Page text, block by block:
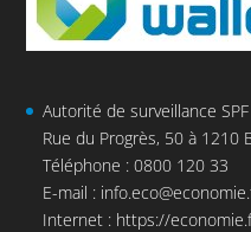
Autorité de surveillance
Rue du Progrès, 50 à 1210
Téléphone : 0800 120 33
E-mail :
Internet : https://